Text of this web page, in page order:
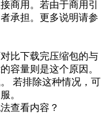
商用。若由于商用引
承担。更多说明请参
比下载完压缩包的与
容量则是这个原因。
若排除这种情况，可
。
查看内容？